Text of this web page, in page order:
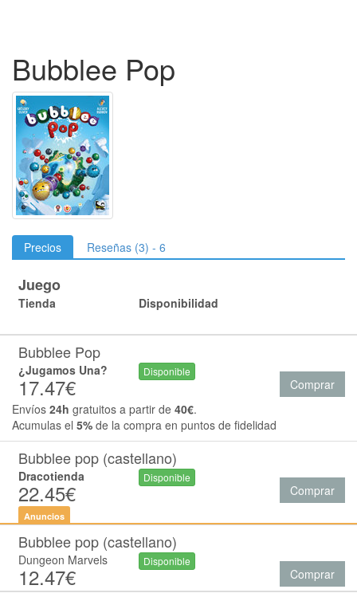
Bubblee Pop
Precios Reseñas (3) - 6
Juego
Tienda Disponibilidad
Bubblee Pop
¿Jugamos Una?
17.47€
Disponible
Comprar
Envíos 24h gratuitos a partir de 40€.
Acumulas el 5% de la compra en puntos de fidelidad
Bubblee pop (castellano)
Dracotienda
22.45€
Disponible
Comprar
Anuncios
Bubblee pop (castellano)
Dungeon Marvels
12.47€
Disponible
Comprar